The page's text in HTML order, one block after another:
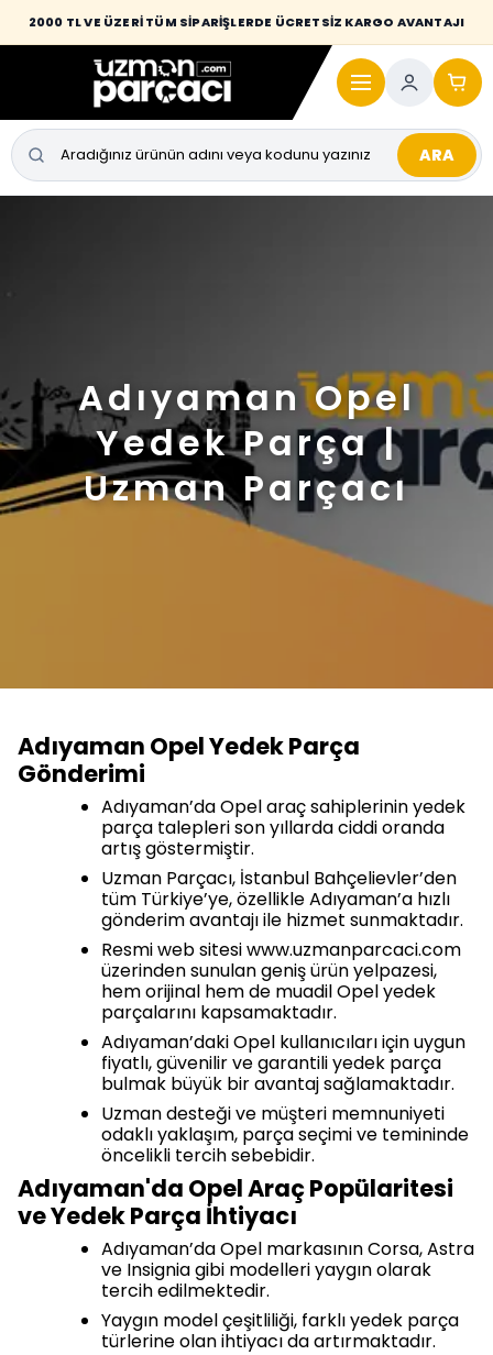
2000 TL VE ÜZERİ TÜM SİPARİŞLERDE ÜCRETSİZ KARGO AVANTAJI
ARA
Adıyaman Opel
Yedek Parça |
Uzman Parçacı
Adıyaman Opel Yedek Parça
Gönderimi
Adıyaman’da Opel araç sahiplerinin yedek
parça talepleri son yıllarda ciddi oranda
artış göstermiştir.
Uzman Parçacı, İstanbul Bahçelievler’den
tüm Türkiye’ye, özellikle Adıyaman’a hızlı
gönderim avantajı ile hizmet sunmaktadır.
Resmi web sitesi www.uzmanparcaci.com
üzerinden sunulan geniş ürün yelpazesi,
hem orijinal hem de muadil Opel yedek
parçalarını kapsamaktadır.
Adıyaman’daki Opel kullanıcıları için uygun
fiyatlı, güvenilir ve garantili yedek parça
bulmak büyük bir avantaj sağlamaktadır.
Uzman desteği ve müşteri memnuniyeti
odaklı yaklaşım, parça seçimi ve temininde
öncelikli tercih sebebidir.
Adıyaman'da Opel Araç Popülaritesi
ve Yedek Parça İhtiyacı
Adıyaman’da Opel markasının Corsa, Astra
ve Insignia gibi modelleri yaygın olarak
tercih edilmektedir.
Yaygın model çeşitliliği, farklı yedek parça
türlerine olan ihtiyacı da artırmaktadır.